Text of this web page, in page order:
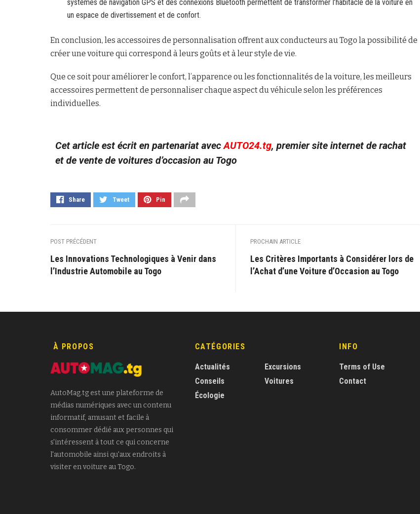
systèmes de navigation GPS et des connexions Bluetooth permettent de transformer l’habitacle de la voiture en
un espace de divertissement et de confort.
En conclusion, les accessoires de personnalisation offrent aux conducteurs au Togo la possibilité de
créer une voiture qui correspond à leurs goûts et à leur style de vie.
Que ce soit pour améliorer le confort, l’apparence ou les fonctionnalités de la voiture, les meilleurs
accessoires permettent de personnaliser chaque aspect du véhicule selon les préférences
individuelles.
Cet article est écrit en partenariat avecAUTO24.tg, premier site internet de rachat
et de vente de voitures d’occasion au Togo
Share Tweet Pin
POST PRÉCÉDENT
Les Innovations Technologiques à Venir dans
l’Industrie Automobile au Togo
PROCHAIN ARTICLE
Les Critères Importants à Considérer lors de
l’Achat d’une Voiture d’Occasion au Togo
À PROPOS
AutoMag.tg est une plateforme de
médias numériques avec un contenu
informatif, amusant et facile à
consommer dédié aux personnes qui
s'intéressent à tout ce qui concerne
l'automobile ainsi qu'aux endroits à
visiter en voiture au Togo.
CATÉGORIES
Actualités
Conseils
Écologie
Excursions
Voitures
INFO
Terms of Use
Contact